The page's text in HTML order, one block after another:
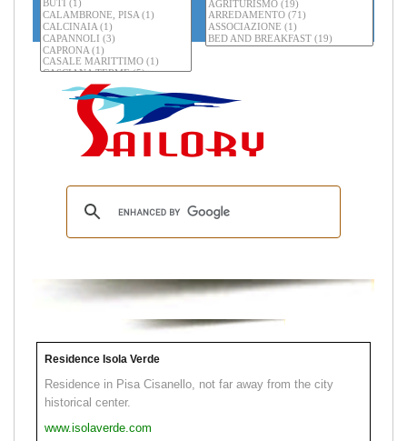
Residence Isola Verde
Residence in Pisa Cisanello, not far away from the city
historical center.
www.isolaverde.com